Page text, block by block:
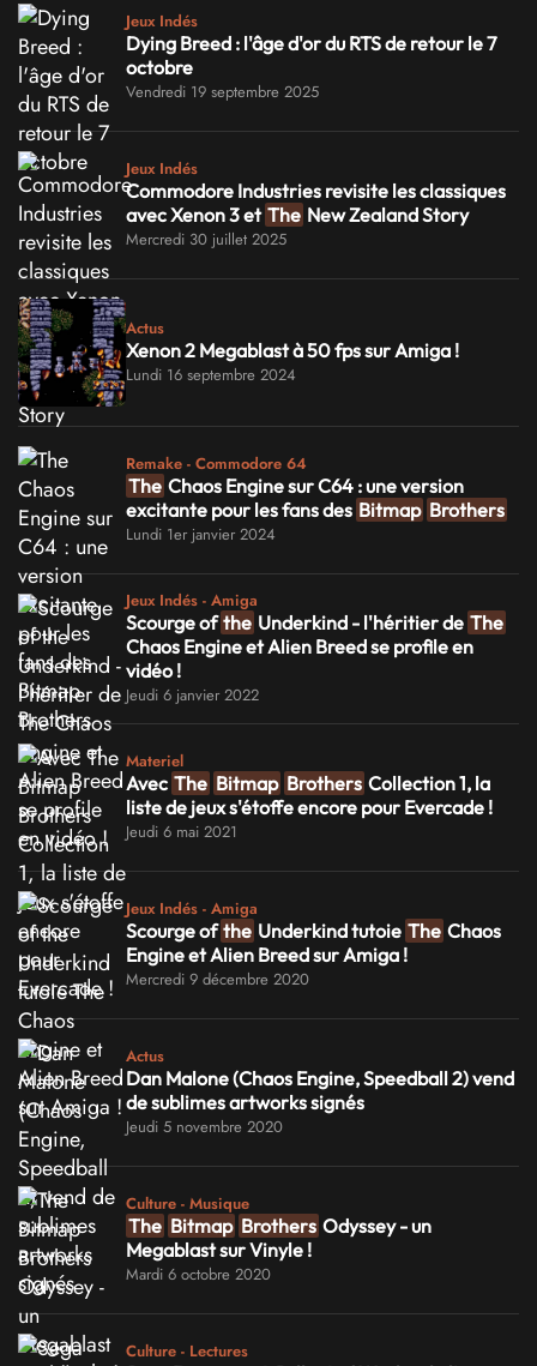
Jeux Indés
Dying Breed : l'âge d'or du RTS de retour le 7
octobre
Vendredi 19 septembre 2025
Jeux Indés
Commodore Industries revisite les classiques
avec Xenon 3 et The New Zealand Story
Mercredi 30 juillet 2025
Actus
Xenon 2 Megablast à 50 fps sur Amiga !
Lundi 16 septembre 2024
Remake - Commodore 64
The Chaos Engine sur C64 : une version
excitante pour les fans des Bitmap Brothers
Lundi 1er janvier 2024
Jeux Indés - Amiga
Scourge ofthe Underkind - l'héritier de The
Chaos Engine et Alien Breed se profile en
vidéo !
Jeudi 6 janvier 2022
Materiel
Avec The Bitmap Brothers Collection 1, la
liste de jeux s'étoffe encore pour Evercade !
Jeudi 6 mai 2021
Jeux Indés - Amiga
Scourge ofthe Underkind tutoie The Chaos
Engine et Alien Breed sur Amiga !
Mercredi 9 décembre 2020
Actus
Dan Malone (Chaos Engine, Speedball 2) vend
de sublimes artworks signés
Jeudi 5 novembre 2020
Culture - Musique
The Bitmap Brothers Odyssey - un
Megablast sur Vinyle !
Mardi 6 octobre 2020
Culture - Lectures